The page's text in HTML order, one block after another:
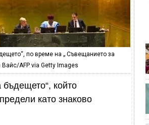
по време на „ Съвещанието за
AFP via Getty Images
който
като знаково